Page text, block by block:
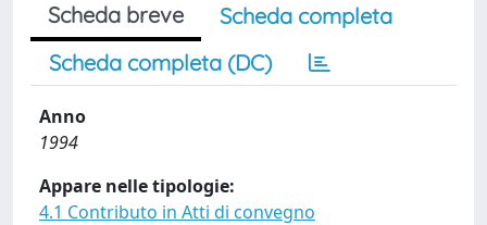
Scheda breve
Scheda completa
Scheda completa (DC)
Anno
1994
Appare nelle tipologie:
4.1 Contributo in Atti di convegno